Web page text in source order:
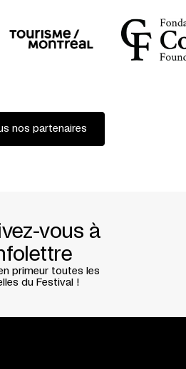
nos partenaires
vous à
primeur toutes les
du Festival !